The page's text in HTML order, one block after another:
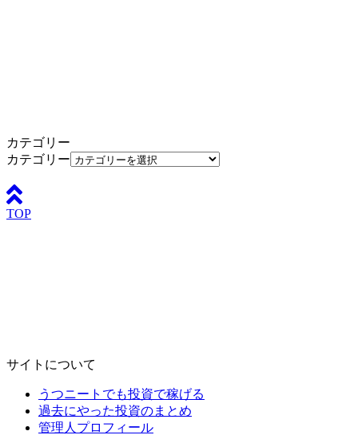
カテゴリー
カテゴリー
TOP
サイトについて
うつニートでも投資で稼げる
過去にやった投資のまとめ
管理人プロフィール